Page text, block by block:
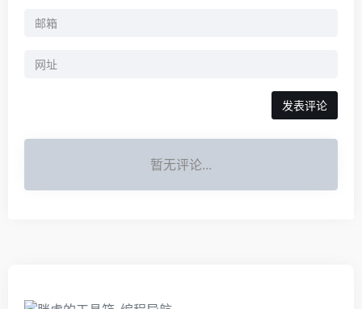
暂无评论...